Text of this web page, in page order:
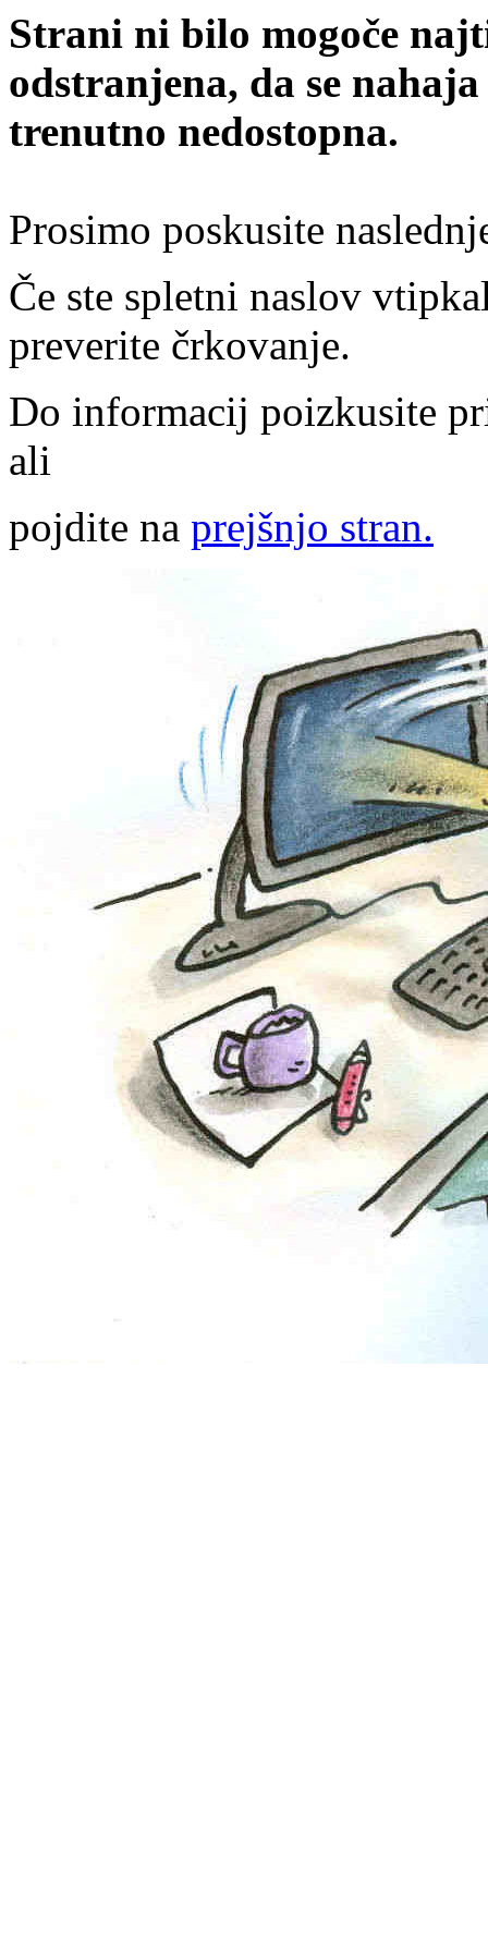
Strani ni bilo mogoče
odstranjena, da se
trenutno nedostopna.
Prosimo poskusite
Če ste spletni naslov
preverite črkovanje.
Do informacij poizkusite
ali
pojdite na prejšnjo stran.